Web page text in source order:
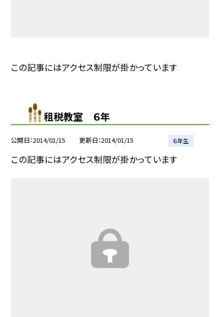
この記事にはアクセス制限が掛かっています
租税教室 ６年
公開日 2014/01/15 更新日 2014/01/15 ６年生
この記事にはアクセス制限が掛かっています